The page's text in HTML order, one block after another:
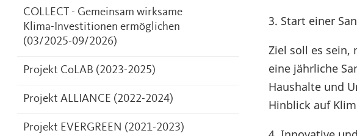
COLLECT - Gemeinsam wirksame
Klima-Investitionen ermöglichen
(03/2025-09/2026)
Projekt CoLAB (2023-2025)
Projekt ALLIANCE (2022-2024)
Projekt EVERGREEN (2021-2023)
3. Start einer
Ziel soll es sein,
eine jährliche
Haushalte und
Hinblick auf